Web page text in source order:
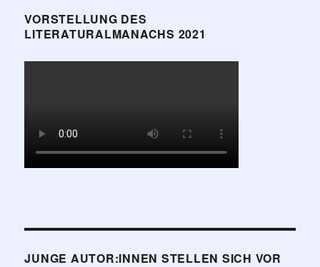
VORSTELLUNG DES
LITERATURALMANACHS 2021
JUNGE AUTOR:INNEN STELLEN SICH VOR